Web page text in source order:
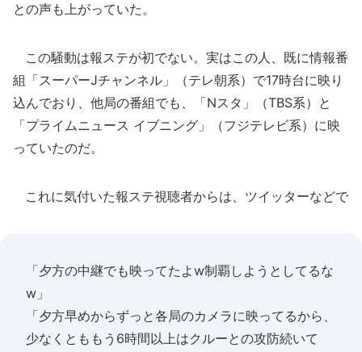
との声も上がっていた。
この騒動は報ステが初でない。実はこの人、既に情報番
組「スーパーJチャンネル」（テレ朝系）で17時台に映り
込んでおり、他局の番組でも、「Nスタ」（TBS系）と
「プライムニュース イブニング」（フジテレビ系）に映
っていたのだ。
これに気付いた報ステ視聴者からは、ツイッターなどで
「夕方の中継でも映ってたよw制覇しようとしてるな
w」
「夕方早めからずっと各局のカメラに映ってるから、
少なくとももう6時間以上はクルーとの攻防続いて